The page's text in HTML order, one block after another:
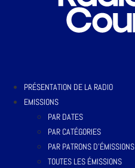
PRÉSENTATION DE LA RADIO
EMISSIONS
PAR DATES
PAR CATÉGORIES
PAR PATRONS D’ÉMISSIONS
TOUTES LES ÉMISSIONS